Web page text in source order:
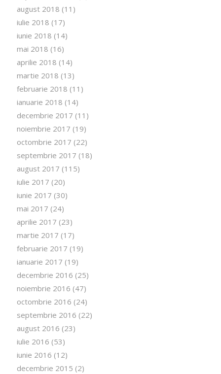
august 2018 (11)
iulie 2018 (17)
iunie 2018 (14)
mai 2018 (16)
aprilie 2018 (14)
martie 2018 (13)
februarie 2018 (11)
ianuarie 2018 (14)
decembrie 2017 (11)
noiembrie 2017 (19)
octombrie 2017 (22)
septembrie 2017 (18)
august 2017 (115)
iulie 2017 (20)
iunie 2017 (30)
mai 2017 (24)
aprilie 2017 (23)
martie 2017 (17)
februarie 2017 (19)
ianuarie 2017 (19)
decembrie 2016 (25)
noiembrie 2016 (47)
octombrie 2016 (24)
septembrie 2016 (22)
august 2016 (23)
iulie 2016 (53)
iunie 2016 (12)
decembrie 2015 (2)